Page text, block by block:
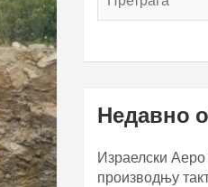
Недавно
Израелски
производњу